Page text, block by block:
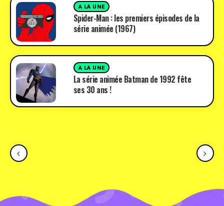
A LA UNE
Spider-Man : les premiers épisodes de la
série animée (1967)
A LA UNE
La série animée Batman de 1992 fête
ses 30 ans !